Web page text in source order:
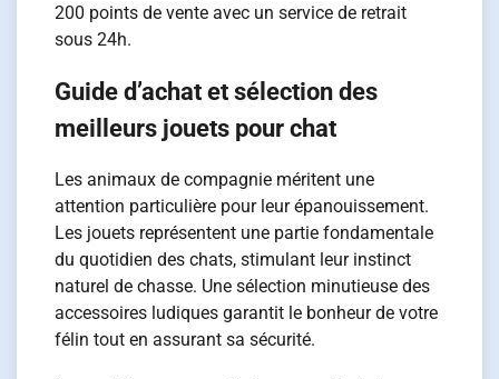
200 points de vente avec un service de retrait
sous 24h.
Guide d’achat et sélection des
meilleurs jouets pour chat
Les animaux de compagnie méritent une
attention particulière pour leur épanouissement.
Les jouets représentent une partie fondamentale
du quotidien des chats, stimulant leur instinct
naturel de chasse. Une sélection minutieuse des
accessoires ludiques garantit le bonheur de votre
félin tout en assurant sa sécurité.